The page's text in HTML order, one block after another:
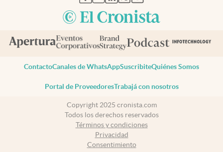
ContactoCanales de WhatsAppSuscribiteQuiénes Somos
Portal de ProveedoresTrabajá con nosotros
Copyright 2025 cronista.com
Todos los derechos reservados
Términos y condiciones
Privacidad
Consentimiento